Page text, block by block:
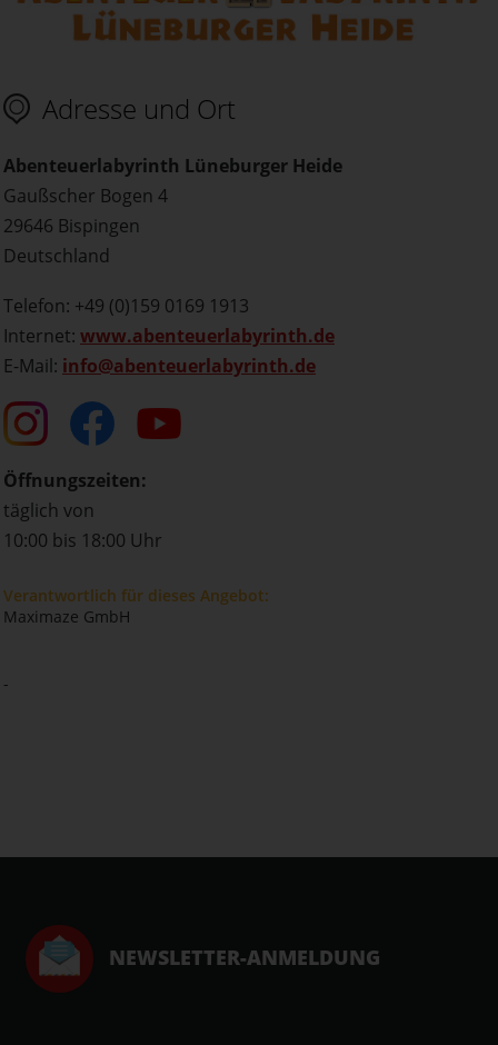
Adresse und Ort
Abenteuerlabyrinth Lüneburger Heide
Gaußscher Bogen 4
29646 Bispingen
Deutschland
Telefon: +49 (0)159 0169 1913
Internet: www.abenteuerlabyrinth.de
E-Mail: info@abenteuerlabyrinth.de
Öffnungszeiten:
täglich von
10:00 bis 18:00 Uhr
Verantwortlich für dieses Angebot:
Maximaze GmbH
-
NEWSLETTER-ANMELDUNG